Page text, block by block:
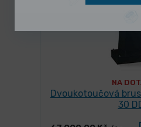
NA
Dvoukotoučová
30